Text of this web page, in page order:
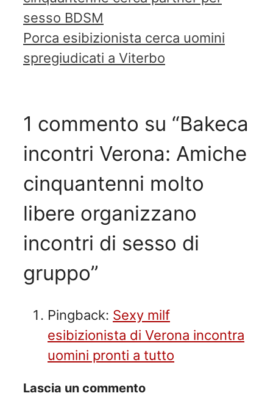
sesso BDSM
Porca esibizionista cerca uomini
spregiudicati a Viterbo
1 commento su “Bakeca
incontri Verona: Amiche
cinquantenni molto
libere organizzano
incontri di sesso di
gruppo”
Pingback: Sexy milf
esibizionista di Verona incontra
uomini pronti a tutto
Lascia un commento